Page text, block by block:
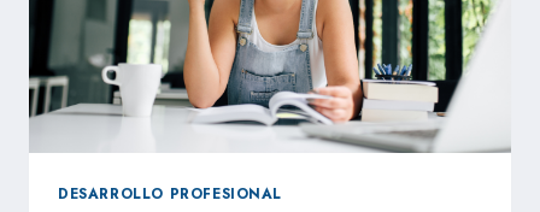
DESARROLLO PROFESIONAL